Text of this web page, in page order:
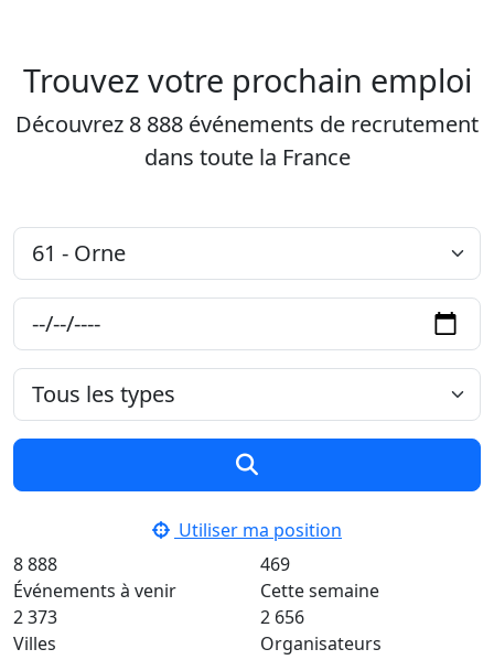
Trouvez votre prochain emploi
Découvrez 8 888 événements de recrutement
dans toute la France
Utiliser ma position
8 888
Événements à venir
469
Cette semaine
2 373
Villes
2 656
Organisateurs